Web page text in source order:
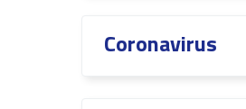
Coronavirus